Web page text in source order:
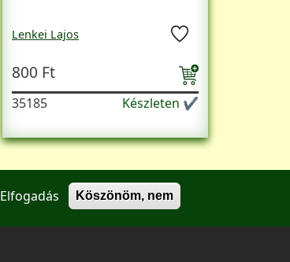
Lenkei Lajos
800 Ft
35185 Készleten ✔
Elfogadás Köszönöm, nem